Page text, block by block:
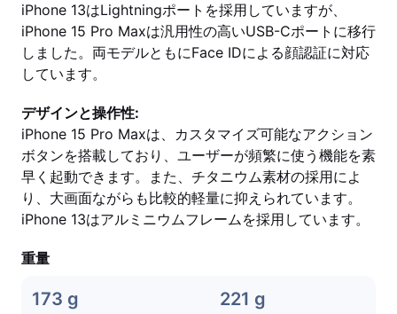
iPhone 13はLightningポートを採用していますが、
iPhone 15 Pro Maxは汎用性の高いUSB-Cポートに移行
しました。両モデルともにFace IDによる顔認証に対応
しています。
デザインと操作性:
iPhone 15 Pro Maxは、カスタマイズ可能なアクション
ボタンを搭載しており、ユーザーが頻繁に使う機能を素
早く起動できます。また、チタニウム素材の採用によ
り、大画面ながらも比較的軽量に抑えられています。
iPhone 13はアルミニウムフレームを採用しています。
重量
173 g 221 g